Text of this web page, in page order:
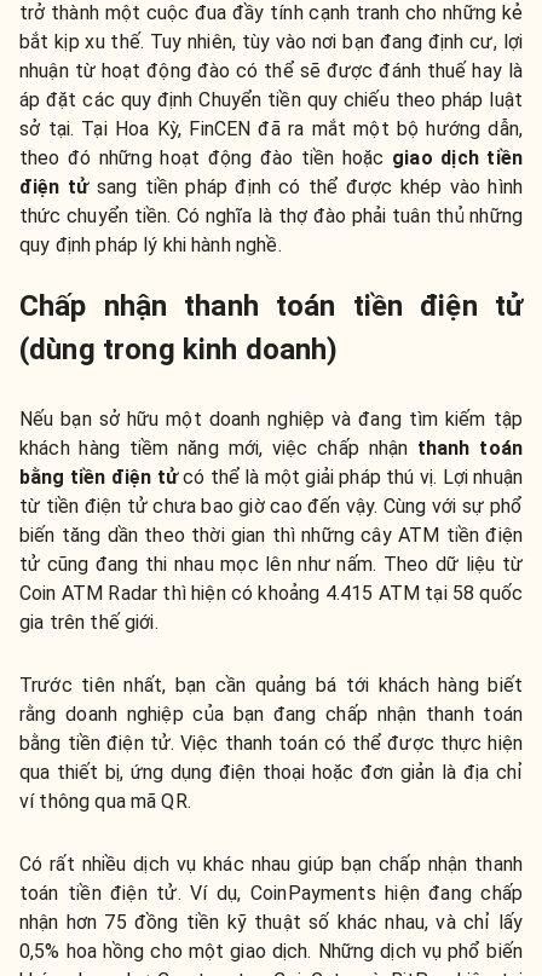
trở thành một cuộc đua đầy tính cạnh tranh cho những kẻ
bắt kịp xu thế. Tuy nhiên, tùy vào nơi bạn đang định cư, lợi
nhuận từ hoạt động đào có thể sẽ được đánh thuế hay là
áp đặt các quy định Chuyển tiền quy chiếu theo pháp luật
sở tại. Tại Hoa Kỳ, FinCEN đã ra mắt một bộ hướng dẫn,
theo đó những hoạt động đào tiền hoặc giao dịch tiền
điện tửsang tiền pháp định có thể được khép vào hình
thức chuyển tiền. Có nghĩa là thợ đào phải tuân thủ những
quy định pháp lý khi hành nghề.
Chấp nhận thanh toán tiền điện tử
(dùng trong kinh doanh)
Nếu bạn sở hữu một doanh nghiệp và đang tìm kiếm tập
khách hàng tiềm năng mới, việc chấp nhận thanh toán
bằng tiền điện tửcó thể là một giải pháp thú vị. Lợi nhuận
từ tiền điện tử chưa bao giờ cao đến vậy. Cùng với sự phổ
biến tăng dần theo thời gian thì những cây ATM tiền điện
tử cũng đang thi nhau mọc lên như nấm. Theo dữ liệu từ
Coin ATM Radar thì hiện có khoảng 4.415 ATM tại 58 quốc
gia trên thế giới.
Trước tiên nhất, bạn cần quảng bá tới khách hàng biết
rằng doanh nghiệp của bạn đang chấp nhận thanh toán
bằng tiền điện tử. Việc thanh toán có thể được thực hiện
qua thiết bị, ứng dụng điện thoại hoặc đơn giản là địa chỉ
ví thông qua mã QR.
Có rất nhiều dịch vụ khác nhau giúp bạn chấp nhận thanh
toán tiền điện tử. Ví dụ, CoinPayments hiện đang chấp
nhận hơn 75 đồng tiền kỹ thuật số khác nhau, và chỉ lấy
0,5% hoa hồng cho một giao dịch. Những dịch vụ phổ biến